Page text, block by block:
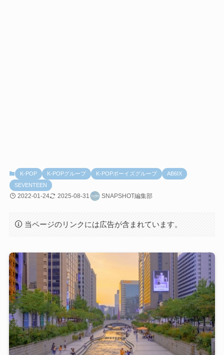
K-POP K-POPグループ K-POPボーイズグループ
AB6IX
SEVENTEEN
2022-01-24 2025-08-31 SNAPSHOT編集部
当ページのリンクには広告が含まれています。